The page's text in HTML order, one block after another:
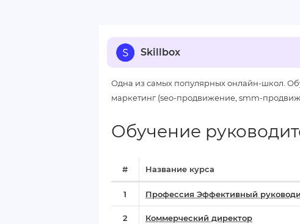
Skillbox
Одна из самых популярных онлайн-школ.
маркетинг (seo-продвижение, smm-
Обучение
# Название курса
1 Профессия Эффективный
2 Коммерческий директор